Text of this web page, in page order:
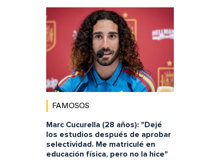
FAMOSOS
Marc Cucurella (28 años): "Dejé
los estudios después de aprobar
selectividad. Me matriculé en
educación física, pero no la hice"